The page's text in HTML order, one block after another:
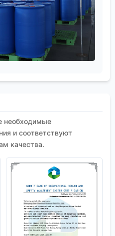
необходимые
и соответствуют
качества.